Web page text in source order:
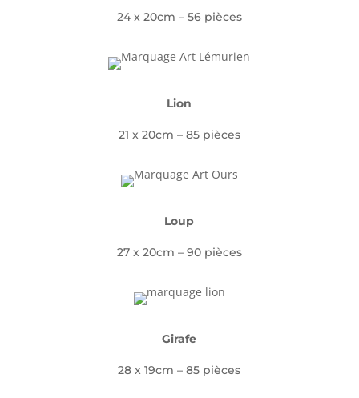
24 x 20cm – 56 pièces
Lion
21 x 20cm – 85 pièces
Loup
27 x 20cm – 90 pièces
Girafe
28 x 19cm – 85 pièces